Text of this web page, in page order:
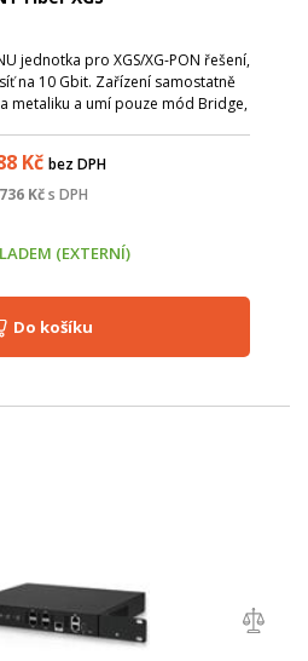
jednotka pro XGS/XG-PON řešení,
na 10 Gbit. Zařízení samostatně
metaliku a umí pouze mód Bridge,
Kč bez DPH
Kčs DPH
(EXTERNÍ)
Do košíku